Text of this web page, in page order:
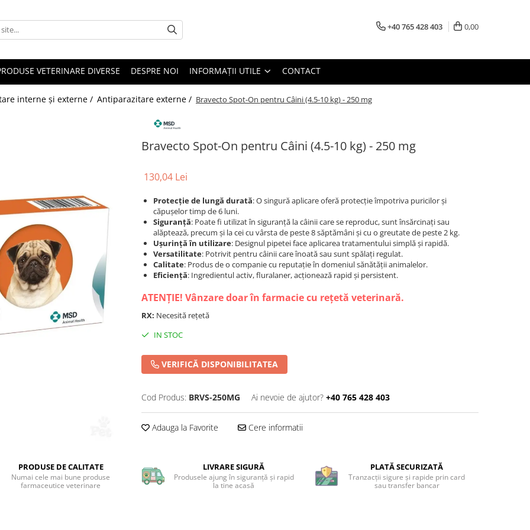
+40 765 428 403 0,00
VETERINARE DIVERSE DESPRE NOI INFORMAȚII UTILE CONTACT
interne și externe / Antiparazitare externe / Bravecto Spot-On pentru Câini (4.5-10 kg) - 250 mg
Bravecto Spot-On pentru Câini (4.5-10 kg) - 250 mg
130,04 Lei
Protecție de lungă durată: O singură aplicare oferă protecție împotriva puricilor și
căpușelor timp de 6 luni.
Siguranță: Poate fi utilizat în siguranță la câinii care se reproduc, sunt însărcinați sau
alăptează, precum și la cei cu vârsta de peste 8 săptămâni și cu o greutate de peste 2 kg.
Ușurință în utilizare: Designul pipetei face aplicarea tratamentului simplă și rapidă.
Versatilitate: Potrivit pentru câinii care înoată sau sunt spălați regulat.
Calitate: Produs de o companie cu reputație în domeniul sănătății animalelor.
Eficiență: Ingredientul activ, fluralaner, acționează rapid și persistent.
ATENȚIE! Vânzare doar în farmacie cu rețetă veterinară.
RX: Necesită rețetă
IN STOC
VERIFICĂ DISPONIBILITATEA
Cod Produs: BRVS-250MG Ai nevoie de ajutor? +40 765 428 403
Adauga la Favorite Cere informatii
PRODUSE DE CALITATE
Numai cele mai bune produse
farmaceutice veterinare
LIVRARE SIGURĂ
Produsele ajung în siguranță și rapid
la tine acasă
PLATĂ SECURIZATĂ
Tranzacții sigure și rapide prin card
sau transfer bancar